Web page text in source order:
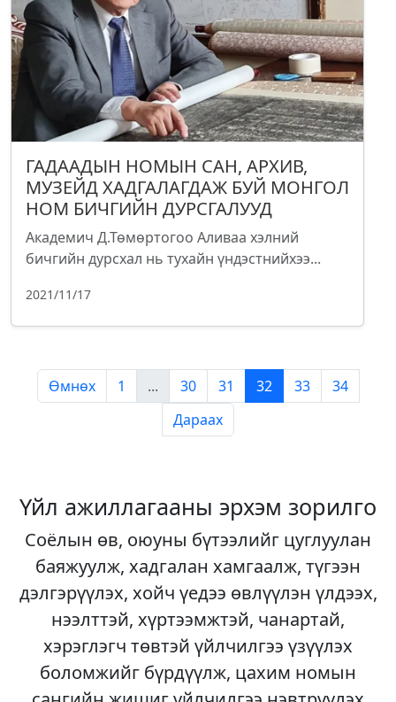
ГАДААДЫН НОМЫН САН, АРХИВ,
МУЗЕЙД ХАДГАЛАГДАЖ БУЙ МОНГОЛ
НОМ БИЧГИЙН ДУРСГАЛУУД
Академич Д.Төмөртогоо Аливаа хэлний
бичгийн дурсхал нь тухайн үндэстнийхээ...
2021/11/17
Өмнөх 1 ... 30 31 32 33
34
Дараах
Үйл ажиллагааны эрхэм зорилго
Соёлын өв, оюуны бүтээлийг цуглуулан
баяжуулж, хадгалан хамгаалж, түгээн
дэлгэрүүлэх, хойч үедээ өвлүүлэн үлдээх,
нээлттэй, хүртээмжтэй, чанартай,
хэрэглэгч төвтэй үйлчилгээ үзүүлэх
боломжийг бүрдүүлж, цахим номын